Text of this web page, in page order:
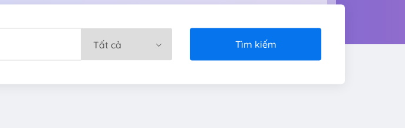
Tìm kiếm